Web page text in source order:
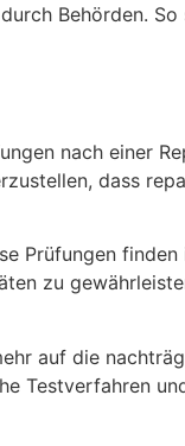
Behörden.
nach einer
dass
Prüfungen
zu
auf die
Testverfahren